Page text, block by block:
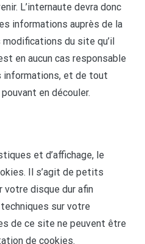
L’internaute devra donc
informations auprès de la
du site qu’il
en aucun cas responsable
informations, et de tout
en découler.
et d’affichage, le
Il s’agit de petits
disque dur afin
sur votre
de ce site ne peuvent être
de cookies.